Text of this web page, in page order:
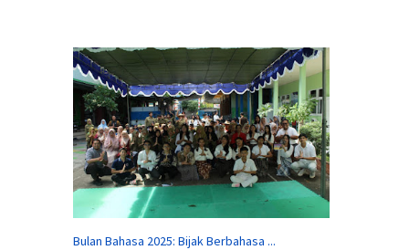
Bulan Bahasa 2025: Bijak Berbahasa ...